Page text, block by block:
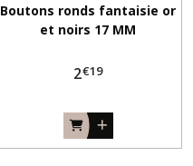
Boutons ronds fantaisie or
et noirs 17 MM
2€19